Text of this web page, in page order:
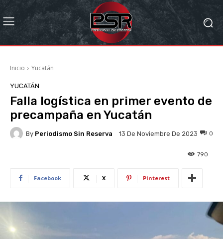
Inicio Yucatán
YUCATÁN
Falla logística en primer evento de
precampaña en Yucatán
By Periodismo Sin Reserva 13 De Noviembre De 2023 0
790
Facebook X Pinterest